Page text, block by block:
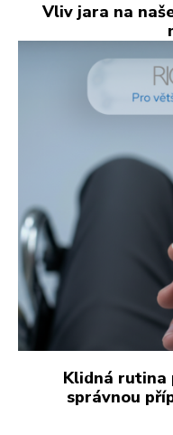
Vliv jara na
Klidná rutina
správnou